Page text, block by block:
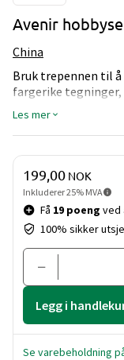
Avenir
China
Bruk trepennen til
fargerike
tegningen. Det
rundt fargeflaten og
medfølgende
Les mer
Pris og
Få 19 poeng ved
100% sikker
199,00 NOK
Inkluderer 25% MVA
Legg i
Se varebeholdning